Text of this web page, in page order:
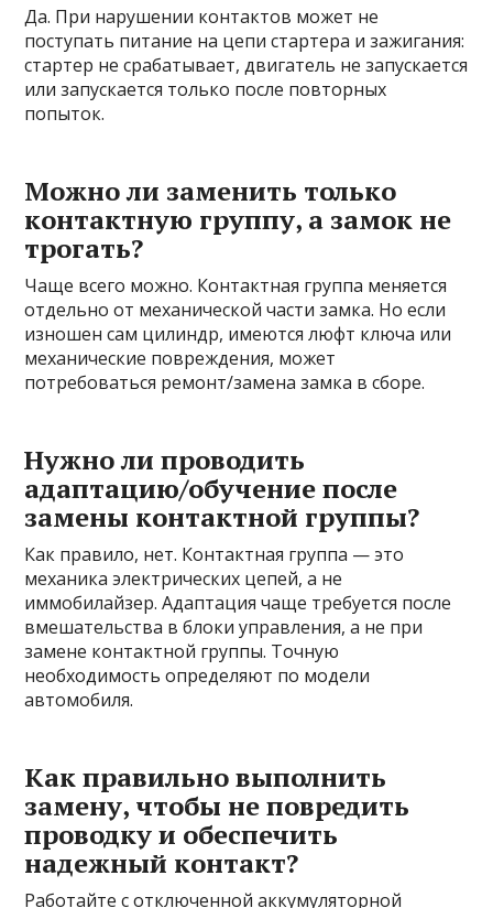
Да. При нарушении контактов может не
поступать питание на цепи стартера и зажигания:
стартер не срабатывает, двигатель не запускается
или запускается только после повторных
попыток.
Можно ли заменить только
контактную группу, а замок не
трогать?
Чаще всего можно. Контактная группа меняется
отдельно от механической части замка. Но если
изношен сам цилиндр, имеются люфт ключа или
механические повреждения, может
потребоваться ремонт/замена замка в сборе.
Нужно ли проводить
адаптацию/обучение после
замены контактной группы?
Как правило, нет. Контактная группа — это
механика электрических цепей, а не
иммобилайзер. Адаптация чаще требуется после
вмешательства в блоки управления, а не при
замене контактной группы. Точную
необходимость определяют по модели
автомобиля.
Как правильно выполнить
замену, чтобы не повредить
проводку и обеспечить
надежный контакт?
Работайте с отключенной аккумуляторной